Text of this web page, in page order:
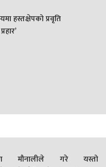
हस्तक्षेपको प्रवृति
मौनालीले गरे यस्तो